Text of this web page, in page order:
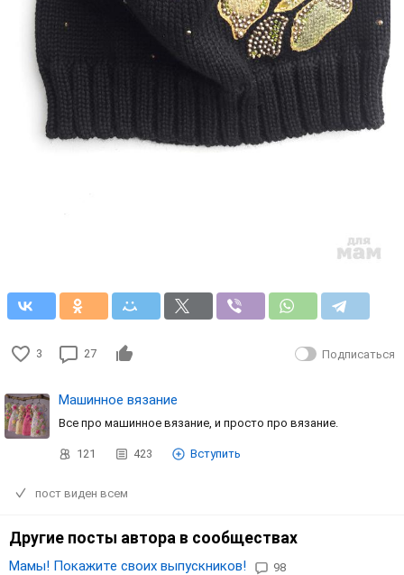
3 27 Подписаться
Машинное вязание
Все про машинное вязание, и просто про вязание.
121 423 Вступить
пост виден всем
Другие посты автора в сообществах
Мамы! Покажите своих выпускников! 98